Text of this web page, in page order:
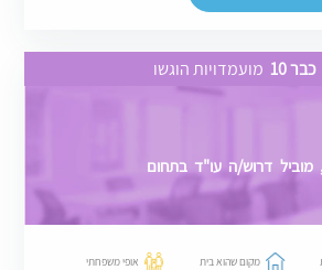
כבר 10 מועמדויות הוגשו
מוביל דרוש/ה עו"ד בתחום
מקום שהוא בית אופי משפחתי